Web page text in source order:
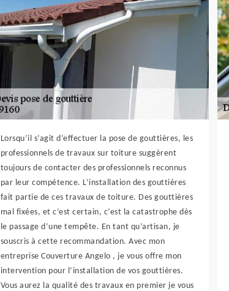
Lorsqu’il s’agit d’effectuer la pose de gouttières, les
professionnels de travaux sur toiture suggèrent
toujours de contacter des professionnels reconnus
par leur compétence. L’installation des gouttières
fait partie de ces travaux de toiture. Des gouttières
mal fixées, et c’est certain, c’est la catastrophe dès
le passage d’une tempête. En tant qu’artisan, je
souscris à cette recommandation. Avec mon
entreprise Couverture Angelo , je vous offre mon
intervention pour l’installation de vos gouttières.
Vous aurez la qualité des travaux en premier je vous